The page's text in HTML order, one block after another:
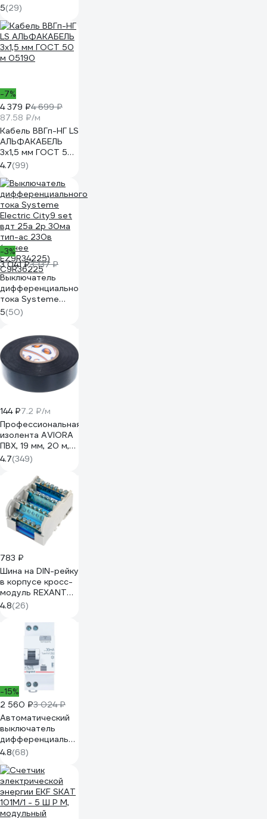
25A, C, 6kA mcb6-
4-25C-av
5(29)
-7%
4 379 ₽4 699 ₽
87.58 ₽/м
Кабель ВВГп-НГ LS
АЛЬФАКАБЕЛЬ
3х1,5 мм ГОСТ 50
м 05190
4.7(99)
-3%
3 041 ₽3 137 ₽
Выключатель
дифференциального
тока Systeme
Electric City9 set
вдт 25а 2p 30ма
(ранее
EZ9R34225)
C9R36225
5(50)
144 ₽7.2 ₽/м
Профессиональная
изолента AVIORA
ПВХ, 19 мм, 20 м,
черная 305-030
4.7(349)
783 ₽
Шина на DIN-рейку
в корпусе кросс-
модуль REXANT
4x7 11-2304-7
4.8(26)
-15%
2 560 ₽3 024 ₽
Автоматический
выключатель
дифференциального
тока Legrand RX3
АВДТ 30мА 16А
1П+Н AC 419399
4.8(68)